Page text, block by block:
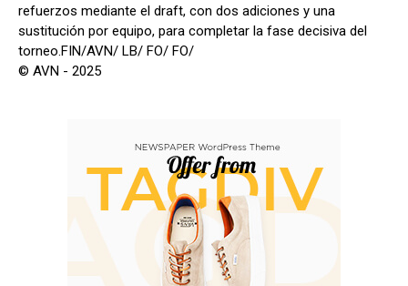
refuerzos mediante el draft, con dos adiciones y una
sustitución por equipo, para completar la fase decisiva del
torneo.FIN/AVN/ LB/ FO/ FO/
© AVN - 2025